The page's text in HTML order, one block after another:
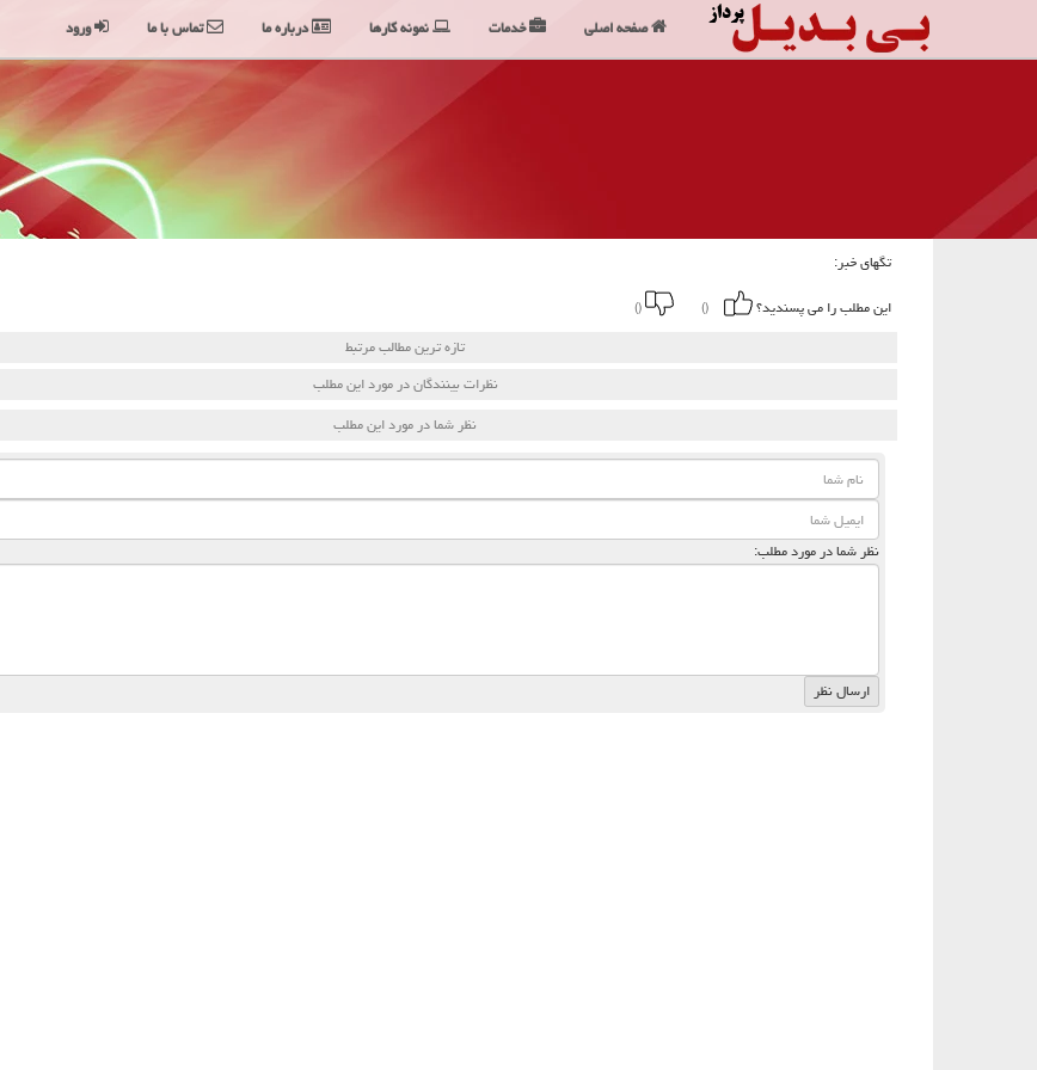
تگهای خبر:
این مطلب را می پسندید؟
()
()
تازه ترین مطالب مرتبط
نظرات بینندگان در مورد این مطلب
نظر شما در مورد این مطلب
نظر شما در مورد مطلب:
صفحه اصلی خدمات نمونه کارها درباره ما تماس با ما ورود